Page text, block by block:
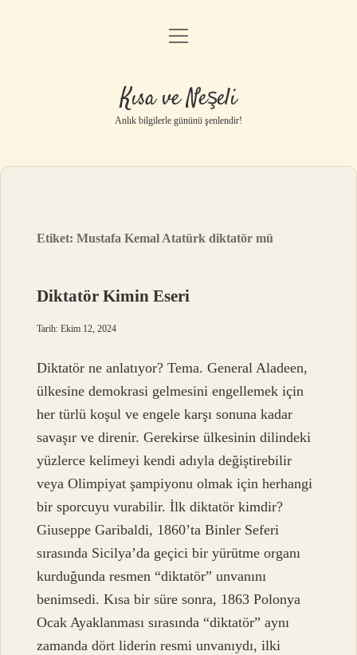
Anasayfa
Yasal Uyarı
menüyü
Kısa ve Neşeli
Anlık bilgilerle gününü şenlendir!
Etiket:Mustafa Kemal Atatürk diktatör mü
Diktatör Kimin Eseri
Tarih: Ekim 12, 2024
Diktatör ne anlatıyor? Tema. General Aladeen,
ülkesine demokrasi gelmesini engellemek için
her türlü koşul ve engele karşı sonuna kadar
savaşır ve direnir. Gerekirse ülkesinin dilindeki
yüzlerce kelimeyi kendi adıyla değiştirebilir
veya Olimpiyat şampiyonu olmak için herhangi
bir sporcuyu vurabilir. İlk diktatör kimdir?
Giuseppe Garibaldi, 1860’ta Binler Seferi
sırasında Sicilya’da geçici bir yürütme organı
kurduğunda resmen “diktatör” unvanını
benimsedi. Kısa bir süre sonra, 1863 Polonya
Ocak Ayaklanması sırasında “diktatör” aynı
zamanda dört liderin resmi unvanıydı, ilki